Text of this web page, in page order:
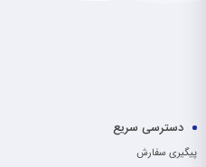
دسترسی سریع
پیگیری سفارش